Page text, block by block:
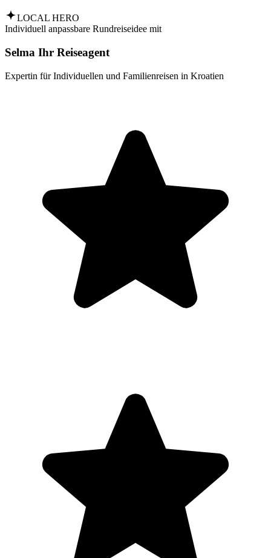
LOCAL HERO
Individuell anpassbare Rundreiseidee mit
Selma Ihr Reiseagent
Expertin für Individuellen und Familienreisen in Kroatien